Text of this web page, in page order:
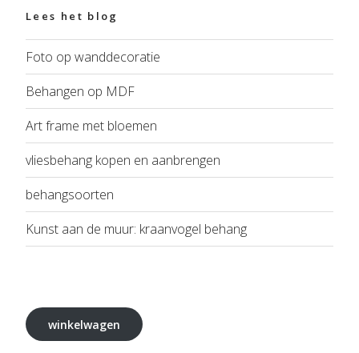
Lees het blog
Foto op wanddecoratie
Behangen op MDF
Art frame met bloemen
vliesbehang kopen en aanbrengen
behangsoorten
Kunst aan de muur: kraanvogel behang
winkelwagen